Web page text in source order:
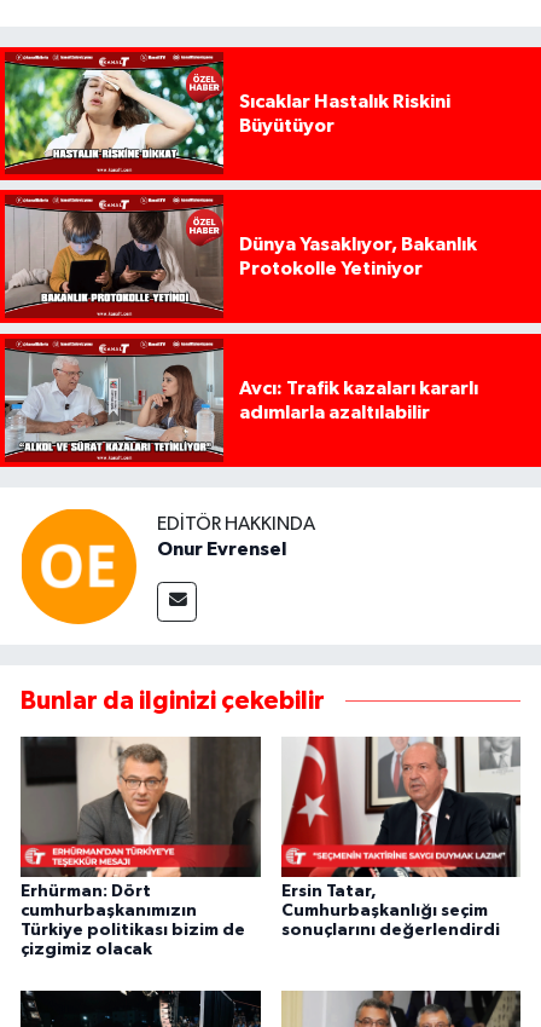
Sıcaklar Hastalık Riskini
Büyütüyor
Dünya Yasaklıyor, Bakanlık
Protokolle Yetiniyor
Avcı: Trafik kazaları kararlı
adımlarla azaltılabilir
EDITÖR HAKKINDA
Onur Evrensel
Bunlar da ilginizi çekebilir
Erhürman: Dört
cumhurbaşkanımızın
Türkiye politikası bizim de
çizgimiz olacak
Ersin Tatar,
Cumhurbaşkanlığı seçim
sonuçlarını değerlendirdi